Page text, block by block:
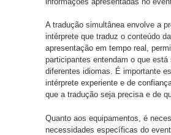
A tradução simultânea envolve a
intérprete que traduz o conteúdo
apresentação em tempo real,
participantes entendam o que está
diferentes idiomas. É importante
intérprete experiente e de
que a tradução seja precisa e de
Quanto aos equipamentos, é
necessidades específicas do